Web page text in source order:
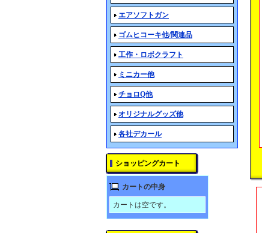
エアソフトガン
ゴムヒコーキ他/関連品
工作・ロボクラフト
ミニカー他
チョロQ他
オリジナルグッズ他
各社デカール
ショッピングカート
カートの中身
カートは空です。